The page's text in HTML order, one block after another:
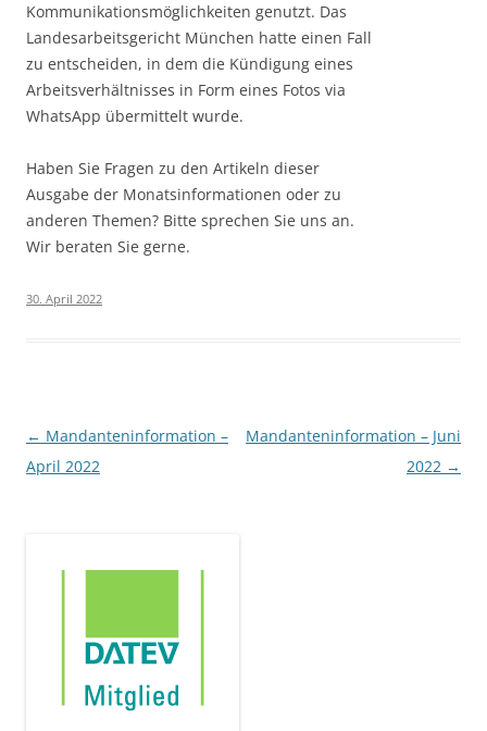
Kommunikationsmöglichkeiten genutzt. Das
Landesarbeitsgericht München hatte einen Fall
zu entscheiden, in dem die Kündigung eines
Arbeitsverhältnisses in Form eines Fotos via
WhatsApp übermittelt wurde.
Haben Sie Fragen zu den Artikeln dieser
Ausgabe der Monatsinformationen oder zu
anderen Themen? Bitte sprechen Sie uns an.
Wir beraten Sie gerne.
30. April 2022
Beitragsnavigation
← Mandanteninformation –
April 2022
Mandanteninformation – Juni
2022 →